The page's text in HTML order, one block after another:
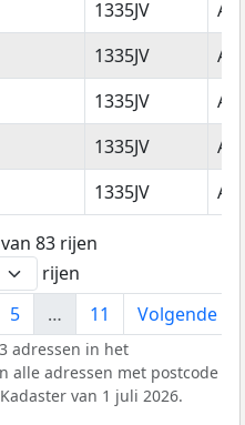
1335JV
1335JV
1335JV
1335JV
1335JV
83 rijen
rijen
5 … 11 Volgende
adressen in het
alle adressen met postcode
van 1 juli 2026.